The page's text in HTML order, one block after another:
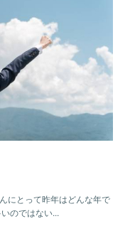
にとって昨年はどんな年で
のではない...